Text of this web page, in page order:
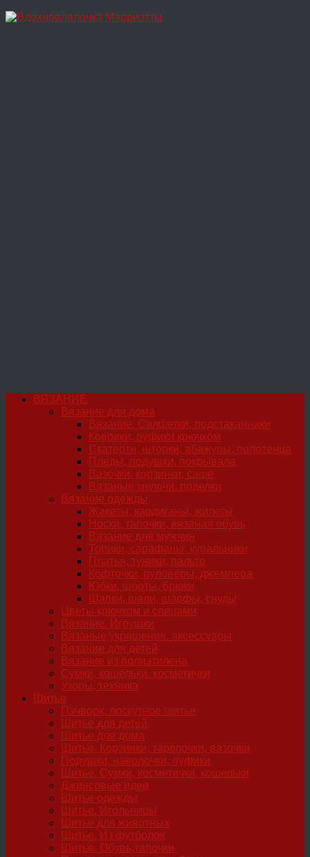
Перейти
ВЯЗАНИЕ
Вязание для дома
Вязание. Салфетки, подстаканники
Коврики, пуфики крючком
Скатерти, шторки, абажуры, полотенца
Пледы, подушки, покрывала
Вазочки, корзинки, саше
Вязаные мелочи, поделки
Вязание одежды
Жакеты, кардиганы, жилеты
Носки, тапочки, вязаная обувь
Вязание для мужчин
Топики, сарафаны, купальники
Платья, туники, пальто
Кофточки, пуловеры, джемпера
Юбки, шорты, брюки
Шапки, шали, шарфы, снуды
Цветы крючком и спицами
Вязание. Игрушки
Вязаные украшения, аксессуары
Вязание для детей
Вязание из полиэтилена
Сумки, кошельки, косметички
Узоры, техника
Шитье
Пэчворк, лоскутное шитье
Шитье для детей
Шитье для дома
Шитье. Корзинки, тарелочки, вазочки
Подушки, наволочки, пуфики
Шитье. Сумки, косметички, кошельки
Джинсовые идеи
Шитье одежды
Шитье. Игольницы
Шитье для животных
Шитье. Из футболок
Шитье. Обувь,тапочки